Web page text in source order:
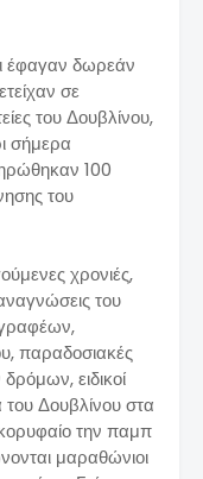
έφαγαν δωρεάν
σε
του Δουβλίνου,
σήμερα
100
του
χρονιές,
του
παραδοσιακές
ειδικοί
του Δουβλίνου στα
την παμπ
μαραθώνιοι